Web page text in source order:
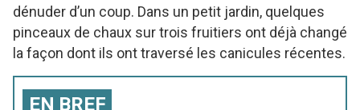
dénuder d’un coup. Dans un petit jardin, quelques
pinceaux de chaux sur trois fruitiers ont déjà changé
la façon dont ils ont traversé les canicules récentes.
EN BREF